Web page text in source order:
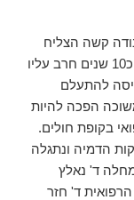
קשה הצליח
להתברג לתפקיד בכיר במקום עבודתו. לפני כ10 שנים חרב עליו
להתעלם
הפכה להיות
בקופת חולים.
הדמיה ונתגלה
ד' נאלץ
ד' חזר